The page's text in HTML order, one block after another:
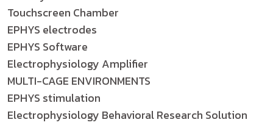
Touchscreen Chamber
EPHYS electrodes
EPHYS Software
Electrophysiology Amplifier
MULTI-CAGE ENVIRONMENTS
EPHYS stimulation
Electrophysiology Behavioral Research Solution